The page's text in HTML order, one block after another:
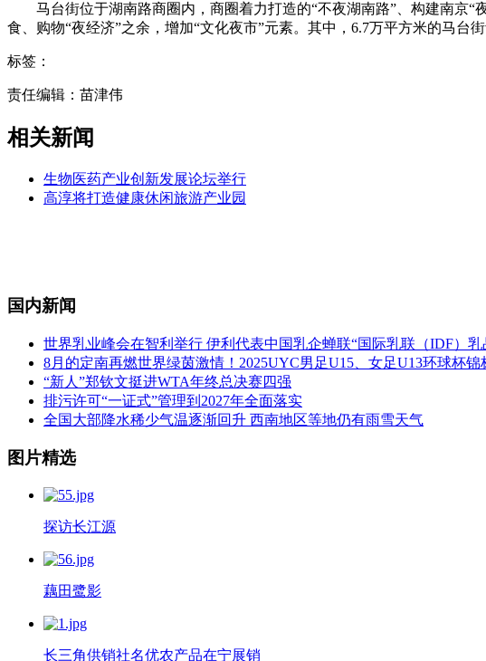
马台街位于湖南路商圈内，商圈着力打造的“不夜湖南路”、构建南京“
食、购物“夜经济”之余，增加“文化夜市”元素。其中，6.7万平方米的马台
标签：
责任编辑：苗津伟
相关新闻
生物医药产业创新发展论坛举行
高淳将打造健康休闲旅游产业园
国内新闻
世界乳业峰会在智利举行 伊利代表中国乳企蝉联“国际乳联（IDF）乳
8月的定南再燃世界绿茵激情！2025UYC男足U15、女足U13环球杯锦
“新人”郑钦文挺进WTA年终总决赛四强
排污许可“一证式”管理到2027年全面落实
全国大部降水稀少气温逐渐回升 西南地区等地仍有雨雪天气
图片精选
探访长江源
藕田鹭影
长三角供销社名优农产品在宁展销